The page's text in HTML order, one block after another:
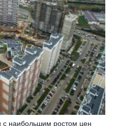
с наибольшим ростом цен